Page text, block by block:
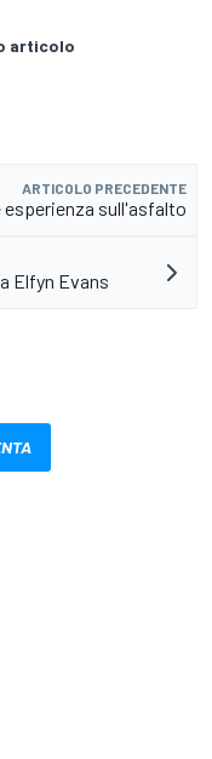
articolo
ARTICOLO PRECEDENTE
esperienza sull'asfalto
Elfyn Evans